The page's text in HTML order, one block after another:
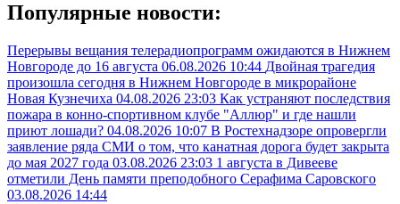
Популярные новости:
Перерывы вещания телерадиопрограмм ожидаются в Нижнем
Новгороде до 16 августа 06.08.2026 10:44 Двойная трагедия
произошла сегодня в Нижнем Новгороде в микрорайоне
Новая Кузнечиха 04.08.2026 23:03 Как устраняют последствия
пожара в конно-спортивном клубе "Аллюр" и где нашли
приют лошади? 04.08.2026 10:07 В Ростехнадзоре опровергли
заявление ряда СМИ о том, что канатная дорога будет закрыта
до мая 2027 года 03.08.2026 23:03 1 августа в Дивееве
отметили День памяти преподобного Серафима Саровского
03.08.2026 14:44